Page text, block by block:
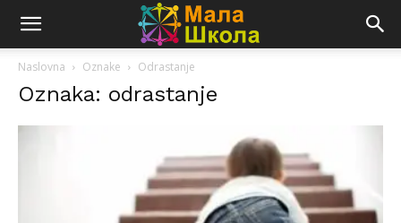
Naslovna Oznake Odrastanje
Oznaka: odrastanje